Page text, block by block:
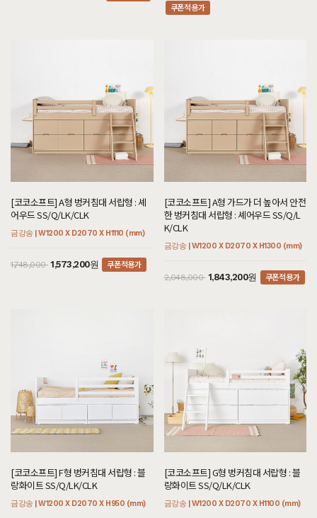
쿠폰적용가
[코코소프트] A형 벙커침대 서랍형 : 셰
어우드 SS/Q/LK/CLK
금강송 | W1200 X D2070 X H1110 (mm)
1,748,000 1,573,200원 쿠폰적용가
[코코소프트] A형 가드가 더 높아서 안전
한 벙커침대 서랍형 : 셰어우드 SS/Q/L
K/CLK
금강송 | W1200 X D2070 X H1300 (mm)
2,048,000 1,843,200원 쿠폰적용가
[코코소프트] F형 벙커침대 서랍형 : 블
랑화이트 SS/Q/LK/CLK
금강송 | W1200 X D2070 X H950 (mm)
[코코소프트] G형 벙커침대 서랍형 : 블
랑화이트 SS/Q/LK/CLK
금강송 | W1200 X D2070 X H1100 (mm)